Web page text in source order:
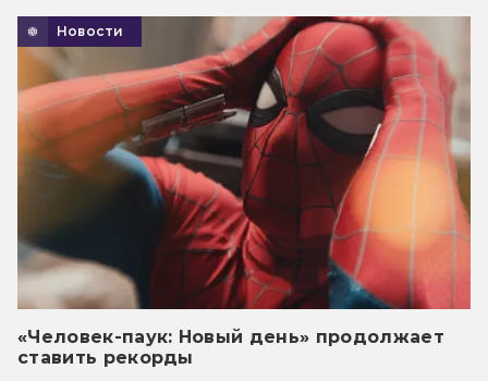
Новости
«Человек-паук: Новый день» продолжает
ставить рекорды